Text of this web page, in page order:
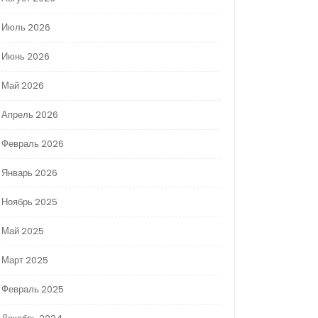
Июль 2026
Июнь 2026
Май 2026
Апрель 2026
Февраль 2026
Январь 2026
Ноябрь 2025
Май 2025
Март 2025
Февраль 2025